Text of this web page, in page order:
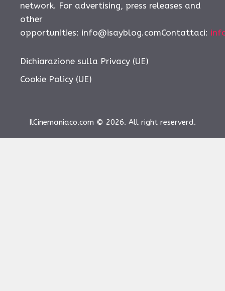
network. For advertising, press releases and
other
opportunities: info@isayblog.comContattaci:
Dichiarazione sulla Privacy (UE)
Cookie Policy (UE)
IlCinemaniaco.com © 2026. All right reserverd.